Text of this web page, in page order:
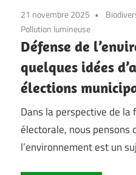
21 novembre 2025
Pollution lumineuse
Défense de
quelques idées
élections
Dans la perspective de la
électorale, nous pensons
l’environnement est un